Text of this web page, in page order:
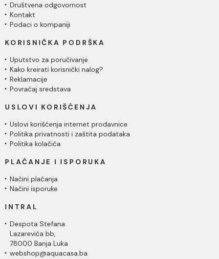
Društvena odgovornost
Kontakt
Podaci o kompaniji
KORISNIČKA PODRŠKA
Uputstvo za poručivanje
Kako kreirati korisnički nalog?
Reklamacije
Povraćaj sredstava
USLOVI KORIŠĆENJA
Uslovi korišćenja internet prodavnice
Politika privatnosti i zaštita podataka
Politika kolačića
PLAĆANJE I ISPORUKA
Načini plaćanja
Načini isporuke
INTRAL
Despota Stefana
Lazarevića bb,
78000 Banja Luka
webshop@aquacasa.ba